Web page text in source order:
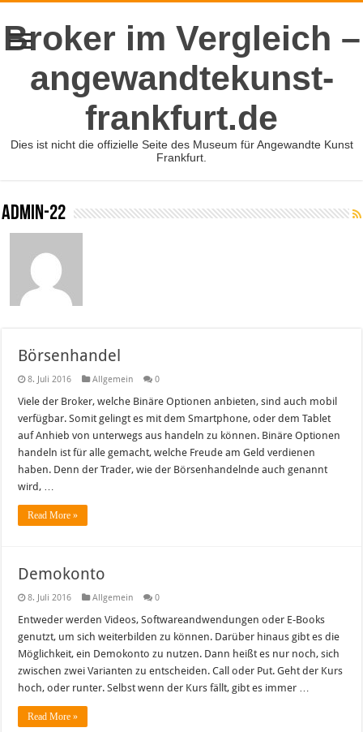
Broker im Vergleich –
angewandtekunst-
frankfurt.de
Dies ist nicht die offizielle Seite des Museum für Angewandte Kunst
Frankfurt.
admin-22
Börsenhandel
8. Juli 2016 Allgemein 0
Viele der Broker, welche Binäre Optionen anbieten, sind auch mobil
verfügbar. Somit gelingt es mit dem Smartphone, oder dem Tablet
auf Anhieb von unterwegs aus handeln zu können. Binäre Optionen
handeln ist für alle gemacht, welche Freude am Geld verdienen
haben. Denn der Trader, wie der Börsenhandelnde auch genannt
wird, …
Read More »
Demokonto
8. Juli 2016 Allgemein 0
Entweder werden Videos, Softwareandwendungen oder E-Books
genutzt, um sich weiterbilden zu können. Darüber hinaus gibt es die
Möglichkeit, ein Demokonto zu nutzen. Dann heißt es nur noch, sich
zwischen zwei Varianten zu entscheiden. Call oder Put. Geht der Kurs
hoch, oder runter. Selbst wenn der Kurs fällt, gibt es immer …
Read More »